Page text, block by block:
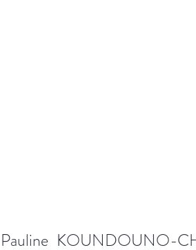
Pauline KOUNDOUNO-